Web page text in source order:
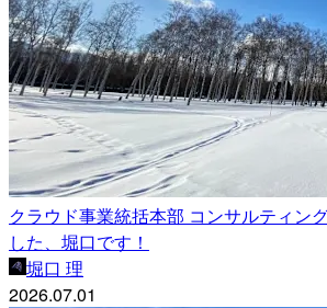
クラウド事業統括本部 コンサルティン
した、堀口です！
堀口 理
2026.07.01